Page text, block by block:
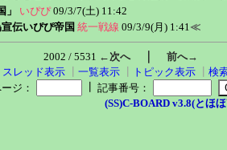
いぴぴ 09/3/7(土) 11:42
伝いぴぴ帝国 統一戦線 09/3/9(月) 1:41≪
2002 / 5531 ←次へ｜ 前へ→
スレッド表示 一覧表示 トピック表示
検
ジ：
記事番号：
(SS)C-BOARD v3.8(とほ